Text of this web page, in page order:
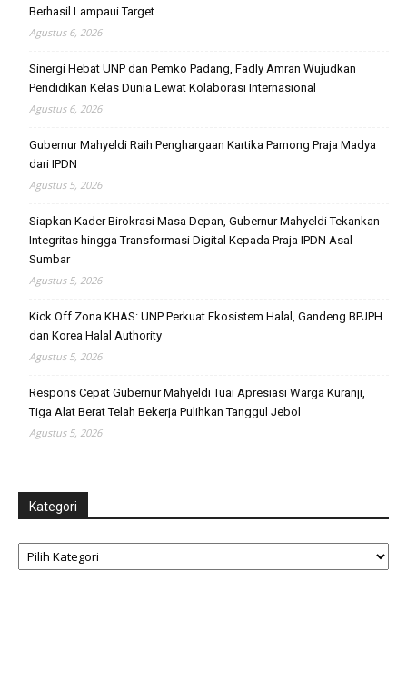
Berhasil Lampaui Target
Agustus 6, 2026
Sinergi Hebat UNP dan Pemko Padang, Fadly Amran Wujudkan
Pendidikan Kelas Dunia Lewat Kolaborasi Internasional
Agustus 6, 2026
Gubernur Mahyeldi Raih Penghargaan Kartika Pamong Praja Madya
dari IPDN
Agustus 5, 2026
Siapkan Kader Birokrasi Masa Depan, Gubernur Mahyeldi Tekankan
Integritas hingga Transformasi Digital Kepada Praja IPDN Asal
Sumbar
Agustus 5, 2026
Kick Off Zona KHAS: UNP Perkuat Ekosistem Halal, Gandeng BPJPH
dan Korea Halal Authority
Agustus 5, 2026
Respons Cepat Gubernur Mahyeldi Tuai Apresiasi Warga Kuranji,
Tiga Alat Berat Telah Bekerja Pulihkan Tanggul Jebol
Agustus 5, 2026
Kategori
Kategori